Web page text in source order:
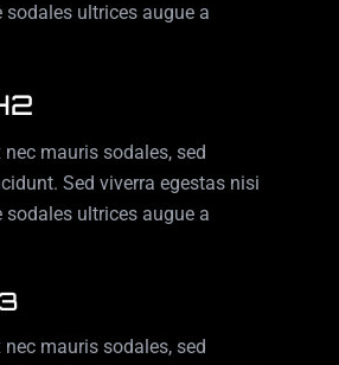
sodales ultrices augue a
mauris sodales, sed
Sed viverra egestas nisi
sodales ultrices augue a
mauris sodales, sed